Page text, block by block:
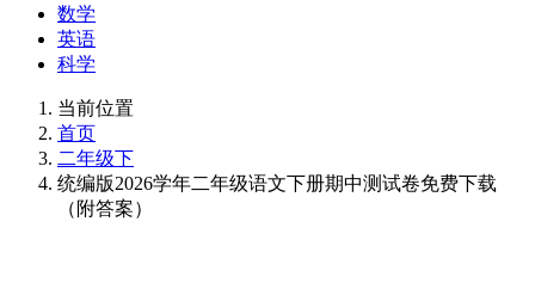
数学
英语
科学
当前位置
首页
二年级下
统编版2026学年二年级语文下册期中测试卷免费下载
（附答案）